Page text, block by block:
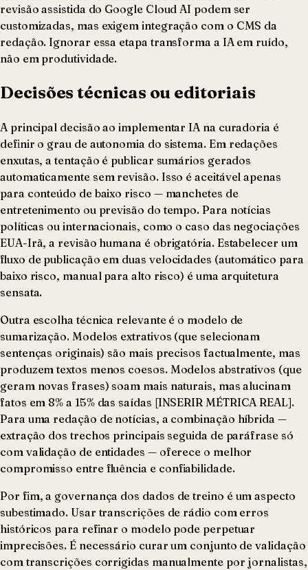
revisão assistida do Google Cloud AI podem ser
customizadas, mas exigem integração com o CMS da
redação. Ignorar essa etapa transforma a IA em ruído,
não em produtividade.
Decisões técnicas ou editoriais
A principal decisão ao implementar IA na curadoria é
definir o grau de autonomia do sistema. Em redações
enxutas, a tentação é publicar sumários gerados
automaticamente sem revisão. Isso é aceitável apenas
para conteúdo de baixo risco — manchetes de
entretenimento ou previsão do tempo. Para notícias
políticas ou internacionais, como o caso das negociações
EUA-Irã, a revisão humana é obrigatória. Estabelecer um
fluxo de publicação em duas velocidades (automático para
baixo risco, manual para alto risco) é uma arquitetura
sensata.
Outra escolha técnica relevante é o modelo de
sumarização. Modelos extrativos (que selecionam
sentenças originais) são mais precisos factualmente, mas
produzem textos menos coesos. Modelos abstrativos (que
geram novas frases) soam mais naturais, mas alucinam
fatos em 8% a 15% das saídas [INSERIR MÉTRICA REAL].
Para uma redação de notícias, a combinação híbrida —
extração dos trechos principais seguida de paráfrase só
com validação de entidades — oferece o melhor
compromisso entre fluência e confiabilidade.
Por fim, a governança dos dados de treino é um aspecto
subestimado. Usar transcrições de rádio com erros
históricos para refinar o modelo pode perpetuar
imprecisões. É necessário curar um conjunto de validação
com transcrições corrigidas manualmente por jornalistas,